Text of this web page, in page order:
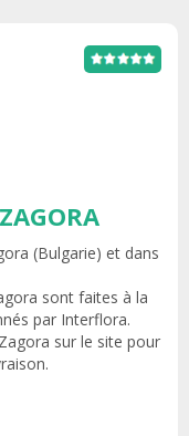
(Bulgarie) et dans
sont faites à la
par Interflora.
sur le site pour